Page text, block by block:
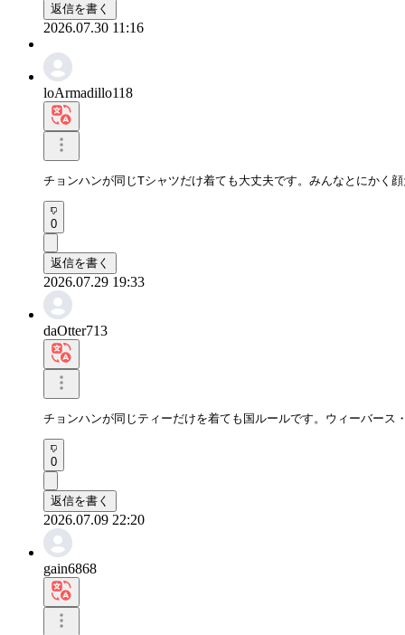
返信を書く
2026.07.30 11:16
loArmadillo118
チョンハンが同じTシャツだけ着ても大丈夫です。みんなとにかく
0
返信を書く
2026.07.29 19:33
daOtter713
チョンハンが同じティーだけを着ても国ルールです。ウィーバース
0
返信を書く
2026.07.09 22:20
gain6868